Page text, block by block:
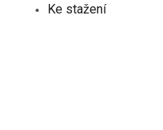
Ke stažení